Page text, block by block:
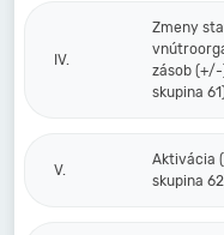
IV.
Zmeny
zásob
skupina
V.
Aktivácia
skupina